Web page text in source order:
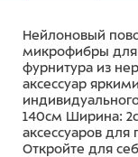
Нейлоновый
микрофибры для
фурнитура из
аксессуар
140см Ширина:
аксессуаров для
Откройте для